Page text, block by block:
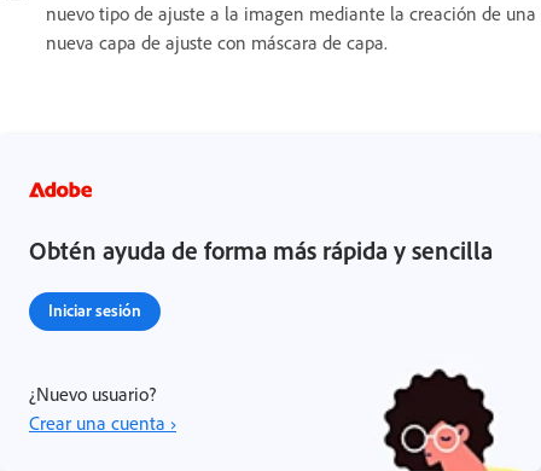
nuevo tipo de ajuste a la imagen mediante la creación de una
nueva capa de ajuste con máscara de capa.
Obtén ayuda de forma más rápida y sencilla
Iniciar sesión
¿Nuevo usuario?
Crear una cuenta ›